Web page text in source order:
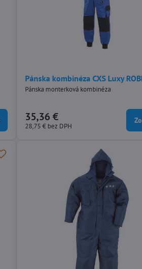
Pánska kombinéza CXS Luxy
Pánska monterková kombinéza
35,36 €
28,75 € bez DPH